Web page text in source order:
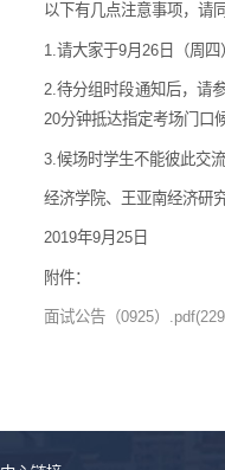
以下有几点注意事项，请
1.请大家于9月26日（周
2.待分组时段通知后，请
20分钟抵达指定考场门口
3.候场时学生不能彼此交
经济学院、王亚南经济研
2019年9月25日
附件：
面试公告（0925）